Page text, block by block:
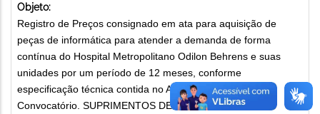
Objeto:
Registro de Preços consignado em ata para aquisição de
peças de informática para atender a demanda de forma
contínua do Hospital Metropolitano Odilon Behrens e suas
unidades por um período de 12 meses, conforme
especificação técnica contida no Anexo I do Instrumento
Convocatório. SUPRIMENTOS DE INFORMÁTICA